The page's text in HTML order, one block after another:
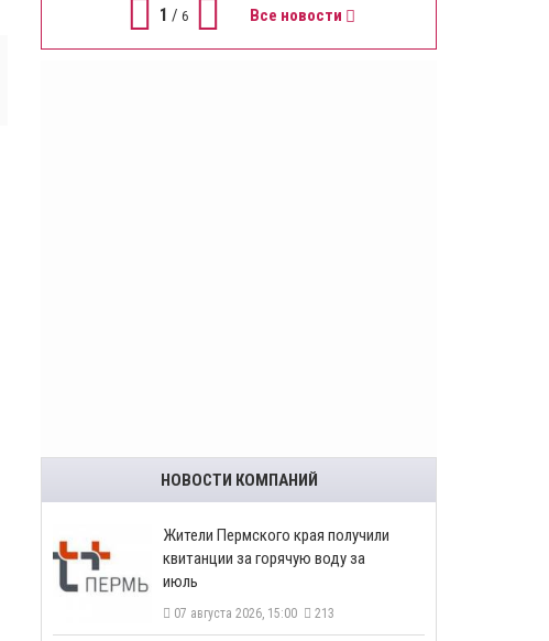
1 / 6 Все новости
НОВОСТИ КОМПАНИЙ
​Жители Пермского края получили
квитанции за горячую воду за
июль
07 августа 2026, 15:00 213